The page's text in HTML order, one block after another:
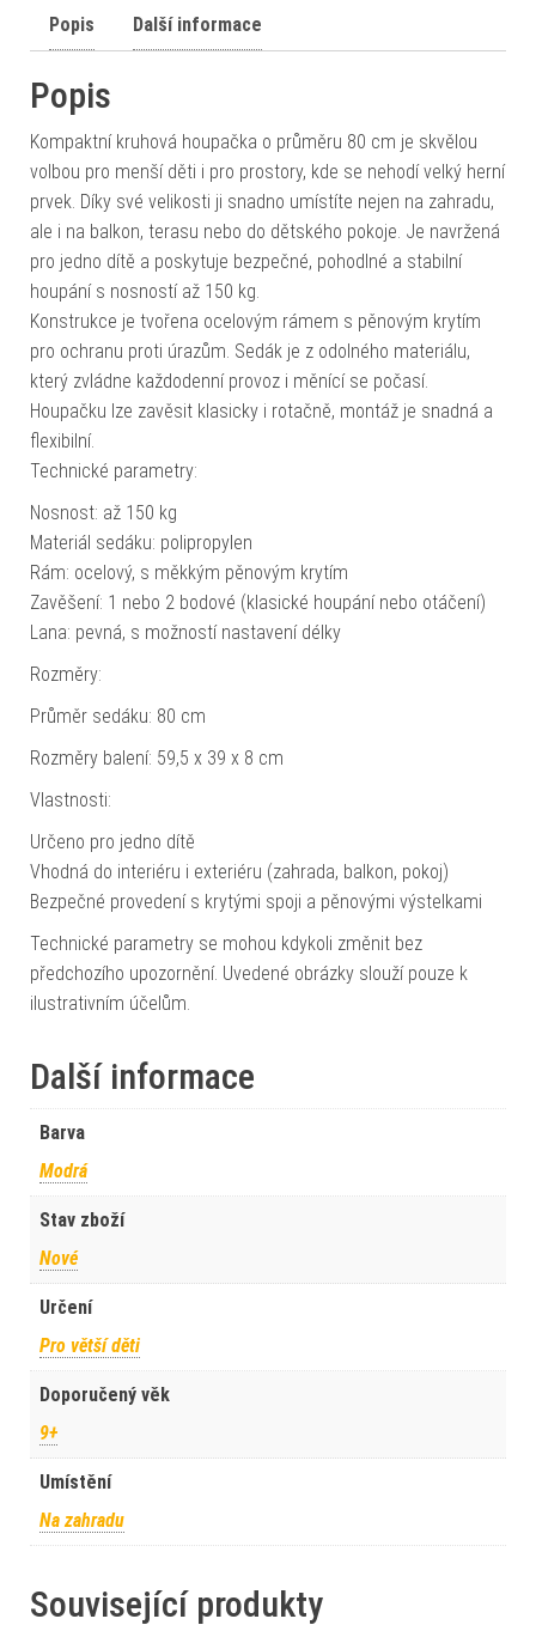
Popis Další informace
Popis
Kompaktní kruhová houpačka o průměru 80 cm je skvělou
volbou pro menší děti i pro prostory, kde se nehodí velký herní
prvek. Díky své velikosti ji snadno umístíte nejen na zahradu,
ale i na balkon, terasu nebo do dětského pokoje. Je navržená
pro jedno dítě a poskytuje bezpečné, pohodlné a stabilní
houpání s nosností až 150 kg.
Konstrukce je tvořena ocelovým rámem s pěnovým krytím
pro ochranu proti úrazům. Sedák je z odolného materiálu,
který zvládne každodenní provoz i měnící se počasí.
Houpačku lze zavěsit klasicky i rotačně, montáž je snadná a
flexibilní.
Technické parametry:
Nosnost: až 150 kg
Materiál sedáku: polipropylen
Rám: ocelový, s měkkým pěnovým krytím
Zavěšení: 1 nebo 2 bodové (klasické houpání nebo otáčení)
Lana: pevná, s možností nastavení délky
Rozměry:
Průměr sedáku: 80 cm
Rozměry balení: 59,5 x 39 x 8 cm
Vlastnosti:
Určeno pro jedno dítě
Vhodná do interiéru i exteriéru (zahrada, balkon, pokoj)
Bezpečné provedení s krytými spoji a pěnovými výstelkami
Technické parametry se mohou kdykoli změnit bez
předchozího upozornění. Uvedené obrázky slouží pouze k
ilustrativním účelům.
Další informace
Barva
Modrá
Stav zboží
Nové
Určení
Pro větší děti
Doporučený věk
9+
Umístění
Na zahradu
Související produkty